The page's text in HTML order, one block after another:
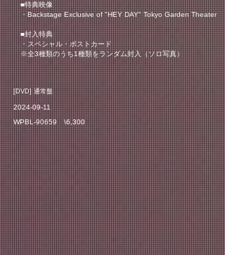
■特典映像
・Backstage Exclusive of "HEY DAY" Tokyo Garden Theater
■封入特典
・スペシャル・ポストカード
※全3種類のうち1種類をランダム封入（ソロ写真）
​[DVD] 通常盤
2024-09-11
WPBL-90659 \6,300